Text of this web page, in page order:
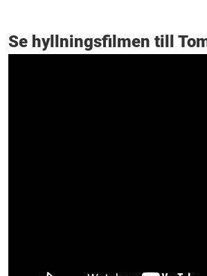
Se hyllningsfilmen till